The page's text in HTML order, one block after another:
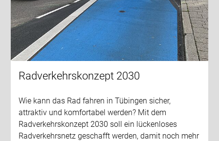
Radverkehrskonzept 2030
Wie kann das Rad fahren in Tübingen sicher,
attraktiv und komfortabel werden? Mit dem
Radverkehrskonzept 2030 soll ein lückenloses
Radverkehrsnetz geschafft werden, damit noch mehr